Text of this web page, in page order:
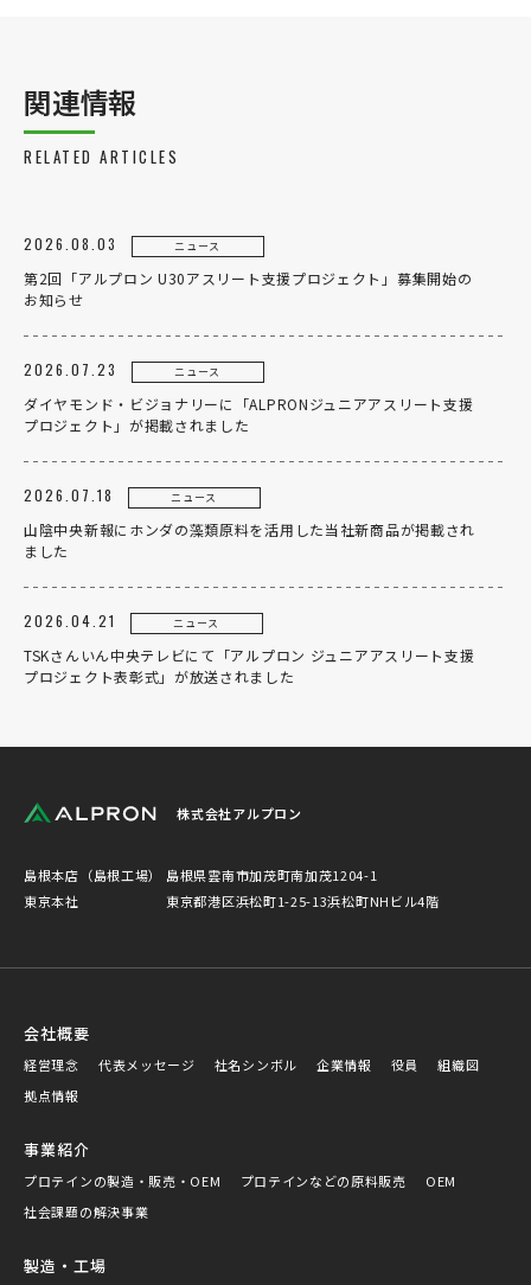
OEM
関連情報
RELATED ARTICLES
2026.08.03 ニュース
第2回「アルプロン U30アスリート支援プロジェクト」募集開始の
お知らせ
2026.07.23 ニュース
ダイヤモンド・ビジョナリーに「ALPRONジュニアアスリート支援
プロジェクト」が掲載されました
2026.07.18 ニュース
山陰中央新報にホンダの藻類原料を活用した当社新商品が掲載され
ました
2026.04.21 ニュース
TSKさんいん中央テレビにて「アルプロン ジュニアアスリート支援
プロジェクト表彰式」が放送されました
株式会社アルプロン
島根本店（島根工場）
島根県雲南市加茂町南加茂1204-1
東京本社
東京都港区浜松町1-25-13浜松町NHビル4階
会社概要
経営理念 代表メッセージ 社名シンボル 企業情報 役員
組織図
拠点情報
事業紹介
プロテインの製造・販売・OEM プロテインなどの原料販売
OEM
社会課題の解決事業
製造・工場